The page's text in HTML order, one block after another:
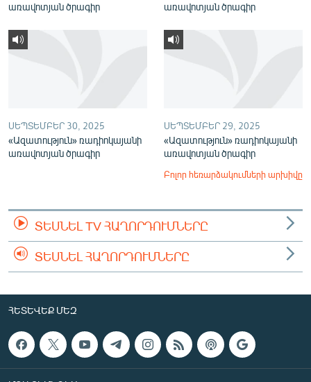
առավոտյան ծրագիր
առավոտյան ծրագիր
ՍԵՊՏԵՄԲԵՐ 30, 2025
«Ազատություն» ռադիոկայանի
առավոտյան ծրագիր
ՍԵՊՏԵՄԲԵՐ 29, 2025
«Ազատություն» ռադիոկայանի
առավոտյան ծրագիր
Բոլոր հեռարձակումների արխիվը
ՏԵՍՆԵԼ TV ՀԱՂՈՐԴՈՒՄՆԵՐԸ
ՏԵՍՆԵԼ ՀԱՂՈՐԴՈՒՄՆԵՐԸ
ՀԵՏԵՎԵՔ ՄԵԶ